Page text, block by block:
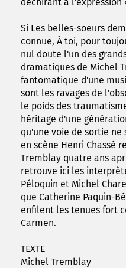
Si Les belles-soeurs
connue, À toi, pour
nul doute l'un des
dramatiques de Michel
fantomatique d'une
sont les ravages de
le poids des
héritage d'une
qu'une voie de sortie
en scène Henri Chassé
Tremblay quatre ans
retrouve ici les
Péloquin et Michel
que Catherine Paquin-
enfilent les tenues fort
Carmen.
TEXTE
Michel Tremblay